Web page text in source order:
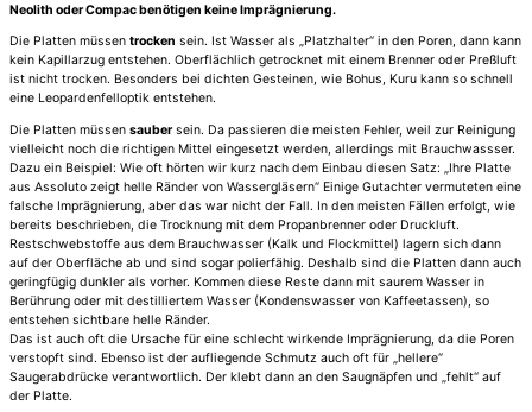
Neolith oder Compac benötigen keine Imprägnierung.
Die Platten müssen trocken sein. Ist Wasser als „Platzhalter“ in den Poren, dann kann
kein Kapillarzug entstehen. Oberflächlich getrocknet mit einem Brenner oder Preßluft
ist nicht trocken. Besonders bei dichten Gesteinen, wie Bohus, Kuru kann so schnell
eine Leopardenfelloptik entstehen.
Die Platten müssen sauber sein. Da passieren die meisten Fehler, weil zur Reinigung
vielleicht noch die richtigen Mittel eingesetzt werden, allerdings mit Brauchwassser.
Dazu ein Beispiel: Wie oft hörten wir kurz nach dem Einbau diesen Satz: „Ihre Platte
aus Assoluto zeigt helle Ränder von Wassergläsern“ Einige Gutachter vermuteten eine
falsche Imprägnierung, aber das war nicht der Fall. In den meisten Fällen erfolgt, wie
bereits beschrieben, die Trocknung mit dem Propanbrenner oder Druckluft.
Restschwebstoffe aus dem Brauchwasser (Kalk und Flockmittel) lagern sich dann
auf der Oberfläche ab und sind sogar polierfähig. Deshalb sind die Platten dann auch
geringfügig dunkler als vorher. Kommen diese Reste dann mit saurem Wasser in
Berührung oder mit destilliertem Wasser (Kondenswasser von Kaffeetassen), so
entstehen sichtbare helle Ränder.
Das ist auch oft die Ursache für eine schlecht wirkende Imprägnierung, da die Poren
verstopft sind. Ebenso ist der aufliegende Schmutz auch oft für „hellere“
Saugerabdrücke verantwortlich. Der klebt dann an den Saugnäpfen und „fehlt“ auf
der Platte.